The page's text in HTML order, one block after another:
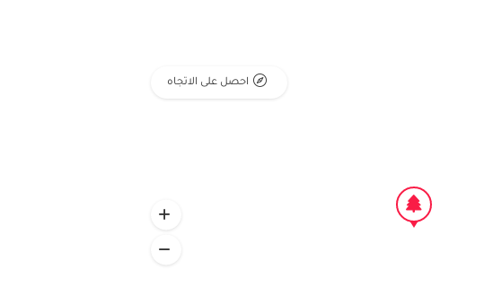
احصل على الاتجاه